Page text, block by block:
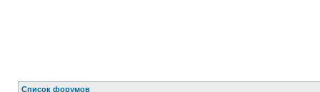
Список форумов